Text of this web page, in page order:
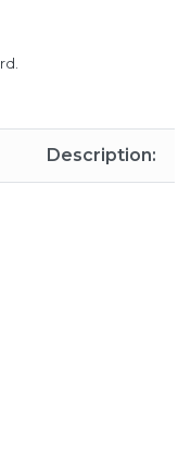
Description: